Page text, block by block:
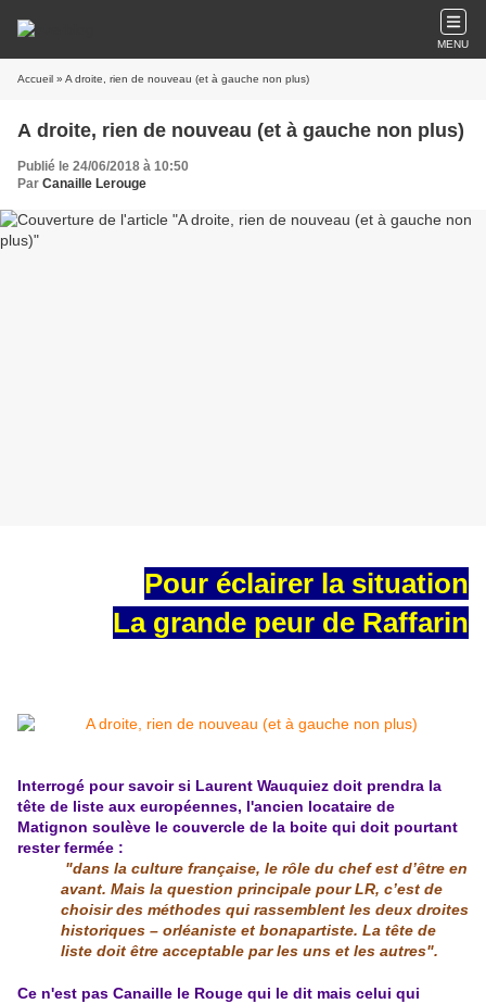
MENU
Accueil » A droite, rien de nouveau (et à gauche non plus)
A droite, rien de nouveau (et à gauche non plus)
Publié le 24/06/2018 à 10:50
Par Canaille Lerouge
Pour éclairer la situation
La grande peur de Raffarin
Interrogé pour savoir si Laurent Wauquiez doit prendra la
tête de liste aux européennes, l'ancien locataire de
Matignon soulève le couvercle de la boite qui doit pourtant
rester fermée :
"dans la culture française, le rôle du chef est d’être en
avant. Mais la question principale pour LR, c’est de
choisir des méthodes qui rassemblent les deux droites
historiques – orléaniste et bonapartiste. La tête de
liste doit être acceptable par les uns et les autres".
Ce n'est pas Canaille le Rouge qui le dit mais celui qui